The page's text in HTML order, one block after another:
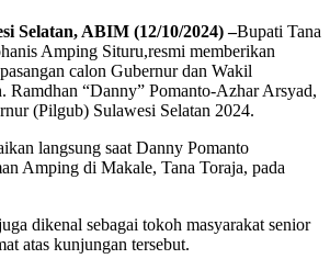
Selatan, ABIM (12/10/2024) –Bupati Tana
Amping Situru,resmi memberikan
calon Gubernur dan Wakil
Ramdhan “Danny” Pomanto-Azhar Arsyad,
(Pilgub) Sulawesi Selatan 2024.
langsung saat Danny Pomanto
Amping di Makale, Tana Toraja, pada
dikenal sebagai tokoh masyarakat senior
atas kunjungan tersebut.